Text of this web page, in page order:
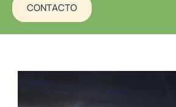
CONTACTO